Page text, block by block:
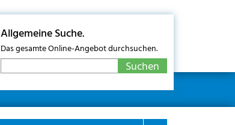
Allgemeine Suche.
Das gesamte Online-Angebot durchsuchen.